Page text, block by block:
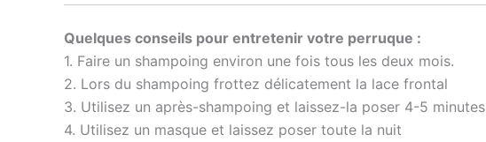
Quelques conseils pour entretenir votre perruque :
1. Faire un shampoing environ une fois tous les deux mois.
2. Lors du shampoing frottez délicatement la lace frontal
3. Utilisez un après-shampoing et laissez-la poser 4-5 minutes
4. Utilisez un masque et laissez poser toute la nuit